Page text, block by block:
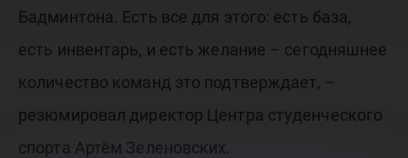
Бадминтона. Есть все для этого: есть база,
есть инвентарь, и есть желание – сегодняшнее
количество команд это подтверждает, –
резюмировал директор Центра студенческого
спорта Артём Зеленовских.